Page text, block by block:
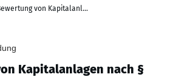
Zur Bewertung von Kapitalanlagen nach § 341b HGB
Kapitalanlagen nach §